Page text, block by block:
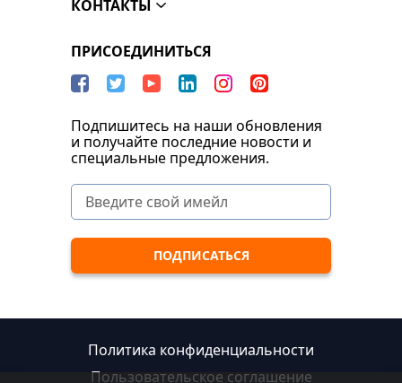
КОНТАКТЫ
ПРИСОЕДИНИТЬСЯ
Подпишитесь на наши обновления
и получайте последние новости и
специальные предложения.
Политика конфиденциальности
Пользовательское соглашение